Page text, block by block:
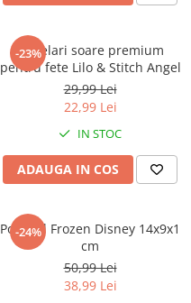
-23%
Ochelari soare premium
pentru fete Lilo & Stitch Angel
29,99 Lei
22,99 Lei
IN STOC
ADAUGA IN COS
-24%
Portofel Frozen Disney 14x9x1
cm
50,99 Lei
38,99 Lei